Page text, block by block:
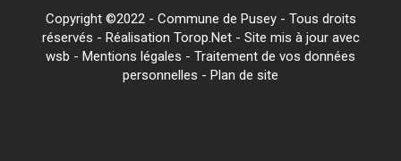
Copyright ©2022 - Commune de Pusey - Tous droits
réservés - Réalisation Torop.Net - Site mis à jour avec
wsb - Mentions légales - Traitement de vos données
personnelles - Plan de site